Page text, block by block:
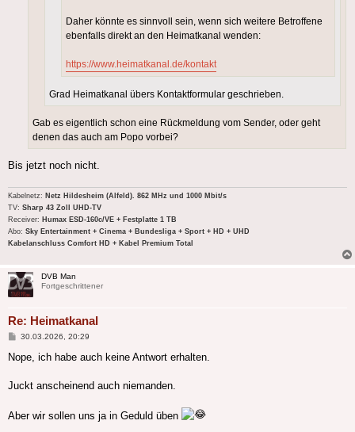
Daher könnte es sinnvoll sein, wenn sich weitere Betroffene
ebenfalls direkt an den Heimatkanal wenden:
https://www.heimatkanal.de/kontakt
Grad Heimatkanal übers Kontaktformular geschrieben.
Gab es eigentlich schon eine Rückmeldung vom Sender, oder geht
denen das auch am Popo vorbei?
Bis jetzt noch nicht.
Kabelnetz: Netz Hildesheim (Alfeld). 862 MHz und 1000 Mbit/s
TV: Sharp 43 Zoll UHD-TV
Receiver: Humax ESD-160c/VE + Festplatte 1 TB
Abo: Sky Entertainment + Cinema + Bundesliga + Sport + HD + UHD
Kabelanschluss Comfort HD + Kabel Premium Total
DVB Man
Fortgeschrittener
Re: Heimatkanal
Beitrag
30.03.2026, 20:29
Nope, ich habe auch keine Antwort erhalten.
Juckt anscheinend auch niemanden.
Aber wir sollen uns ja in Geduld üben